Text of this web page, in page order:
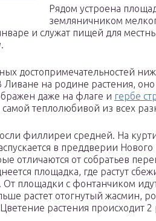
Рядом устроена
земляничником
и служат пищей для
достопримечательностей
на родине растения,
даже на флаге и гербе
самой теплолюбивой из всех
филлиреи средней. На
в преддверии
отличаются от собратьев
площадка, где растут
площадки с фонтанчиком
растет отогнутый жасмин,
растения происходит